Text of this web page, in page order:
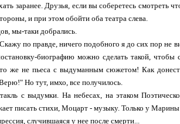
заранее. Друзья, если вы соберетесь смотреть
и при этом обойти оба театра слева.
мы-таки добрались.
по правде, ничего подобного я до сих пор не
биографию можно сделать такой,
же не пьеса с выдуманным сюжетом! Как
Но тут, имхо, все получилось.
с выдумки. На небесах, на этаком
писать стихи, Моцарт - музыку. Только у Марины
случившаяся у нее после смерти...